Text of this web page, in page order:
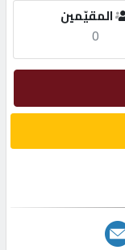
المقيّمين
0